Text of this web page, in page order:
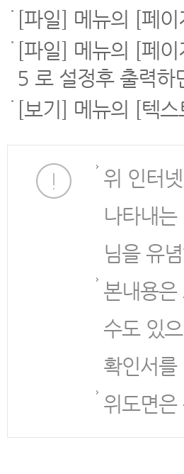
[파일] 메뉴의 [페
[파일] 메뉴의 [페
5 로 설정후 출력하
[보기] 메뉴의 [텍
위 인터
나타내
님을 유
본내용
수도 있
확인서를
위도면